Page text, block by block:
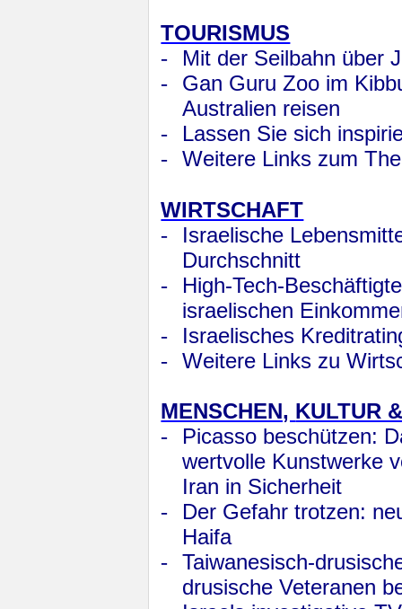
TOURISMUS
-
Mit der Seilbahn über
-
Gan Guru Zoo im
Australien reisen
-
Lassen Sie sich
-
Weitere Links zum
WIRTSCHAFT
-
Israelische
Durchschnitt
-
High-Tech-
israelischen
-
Israelisches
-
Weitere Links zu
MENSCHEN, KULTUR
-
Picasso beschützen:
wertvolle Kunstwerke
Iran in Sicherheit
-
Der Gefahr trotzen:
Haifa
-
Taiwanesisch-
drusische Veteranen